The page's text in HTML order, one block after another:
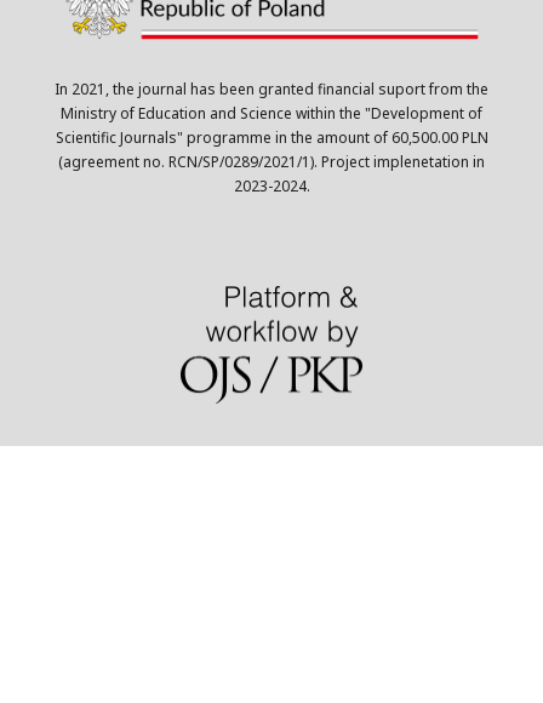
In 2021, the journal has been granted financial suport from the
Ministry of Education and Science within the "Development of
Scientific Journals" programme in the amount of 60,500.00 PLN
(agreement no. RCN/SP/0289/2021/1). Project implenetation in
2023-2024.